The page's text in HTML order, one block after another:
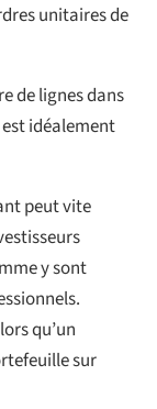
unitaires de
de lignes dans
idéalement
peut vite
y sont
qu’un
sur